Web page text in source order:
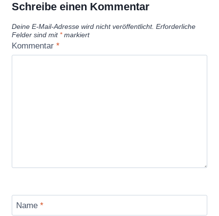
Schreibe einen Kommentar
Deine E-Mail-Adresse wird nicht veröffentlicht. Erforderliche
Felder sind mit *markiert
Kommentar *
Name *